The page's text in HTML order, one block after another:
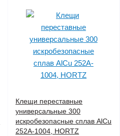
Клещи переставные
универсальные 300
искробезопасные сплав AlCu
252A-1004, HORTZ